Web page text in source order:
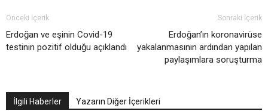
Önceki İçerik
Erdoğan ve eşinin Covid-19
testinin pozitif olduğu açıklandı
Sonraki İçerik
Erdoğan’ın koronavirüse
yakalanmasının ardından yapılan
paylaşımlara soruşturma
İlgili Haberler Yazarın Diğer İçerikleri